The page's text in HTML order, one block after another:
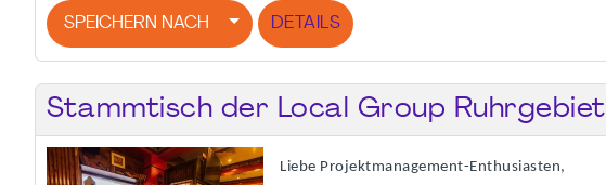
SPEICHERN NACH DETAILS
Stammtisch der Local Group Ruhrgebiet
Liebe Projektmanagement-Enthusiasten,